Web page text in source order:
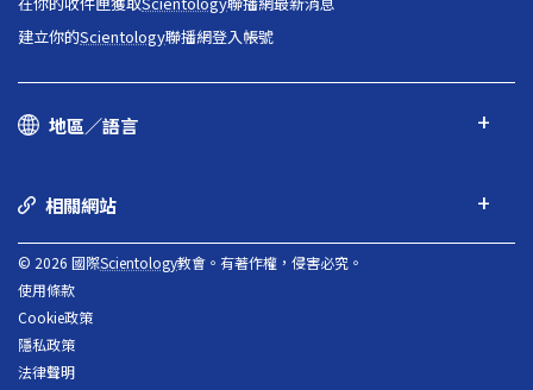
建立你的Scientology聯播網登入帳號
地區／語言
相關網站
© 2026 國際Scientology教會。有著作權，侵害必究。
使用條款
Cookie政策
隱私政策
法律聲明